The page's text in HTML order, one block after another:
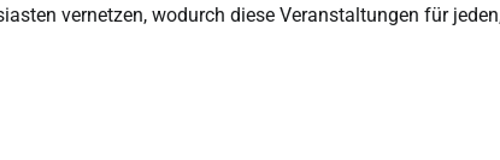
vernetzen, wodurch diese Veranstaltungen für